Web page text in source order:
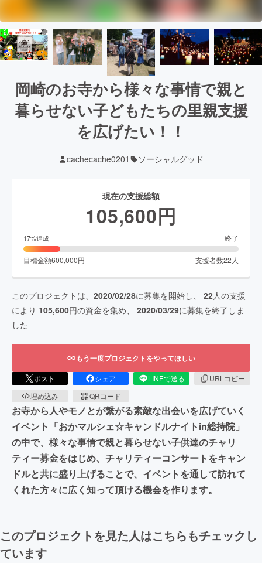
岡崎のお寺から様々な事情で親と
暮らせない子どもたちの里親支援
を広げたい！！
cachecache0201 ソーシャルグッド
現在の支援総額
105,600円
17%達成 終了
目標金額600,000円 支援者数22 人
このプロジェクトは、 2020/02/28に募集を開始し、 22人の支援
により 105,600円の資金を集め、 2020/03/29に募集を終了しま
した
もう一度プロジェクトをやってほしい
ポスト シェア LINEで送る
URLコピー
埋め込み
QRコード
お寺から人やモノとが繋がる素敵な出会いを広げていく
イベント「おかマルシェ☆キャンドルナイトin総持院」
の中で、様々な事情で親と暮らせない子供達のチャリ
ティー募金をはじめ、チャリティーコンサートをキャン
ドルと共に盛り上げることで、イベントを通して訪れて
くれた方々に広く知って頂ける機会を作ります。
このプロジェクトを見た人はこちらもチェックし
ています